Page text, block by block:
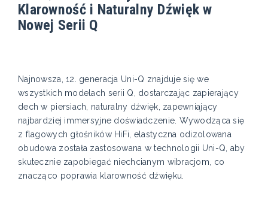
Klarowność i Naturalny Dźwięk w
Nowej Serii Q
Najnowsza, 12. generacja Uni-Q znajduje się we
wszystkich modelach serii Q, dostarczając zapierający
dech w piersiach, naturalny dźwięk, zapewniający
najbardziej immersyjne doświadczenie. Wywodząca się
z flagowych głośników HiFi, elastyczna odizolowana
obudowa została zastosowana w technologii Uni-Q, aby
skutecznie zapobiegać niechcianym wibracjom, co
znacząco poprawia klarowność dźwięku.